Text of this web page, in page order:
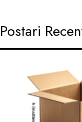
Postari